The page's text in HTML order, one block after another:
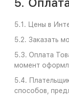
5.1. Цены в
5.2. Заказать
5.3. Оплата
момент
5.4.
способов,